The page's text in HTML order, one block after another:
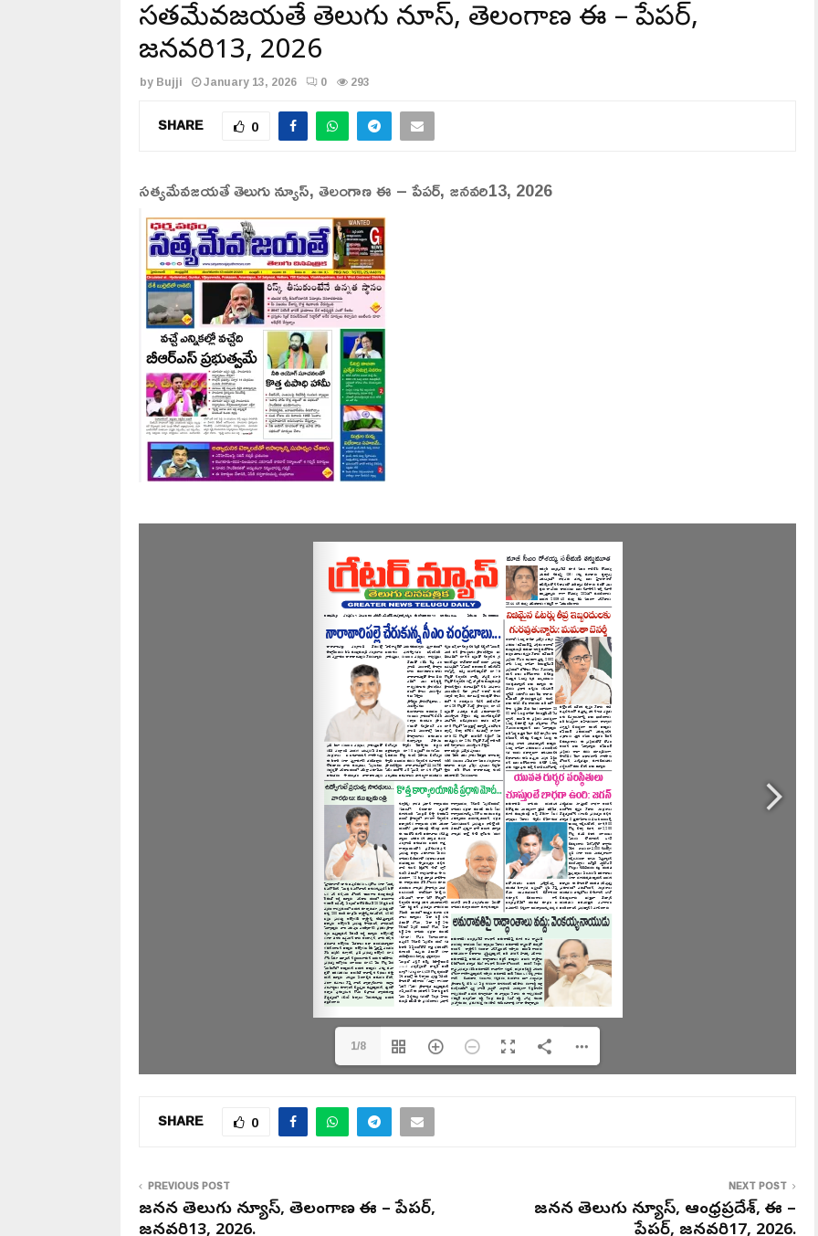
సత్యమేవజయతే తెలుగు న్యూస్, తెలంగాణ ఈ – పేపర్,
జనవరి13, 2026
byBujji January 13, 2026 0 293
SHARE 0
సత్యమేవజయతే తెలుగు న్యూస్, తెలంగాణ ఈ – పేపర్, జనవరి13, 2026
1/8
SHARE 0
PREVIOUS POST
జనసేన తెలుగు న్యూస్, తెలంగాణ ఈ – పేపర్,
జనవరి13, 2026.
NEXT POST
జనసేన తెలుగు న్యూస్, ఆంధ్రప్రదేశ్, ఈ –
పేపర్, జనవరి17, 2026.